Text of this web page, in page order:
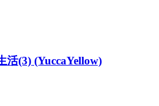
活(3) (YuccaYellow)